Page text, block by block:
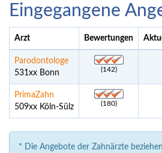
Eingegangene
Arzt Bewertungen
Parodontologe
531xx Bonn
(142)
PrimaZahn
509xx Köln-Sülz
(180)
* Die Angebote der Zahnärzte